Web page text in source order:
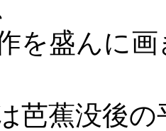
を盛んに
芭蕉没後の